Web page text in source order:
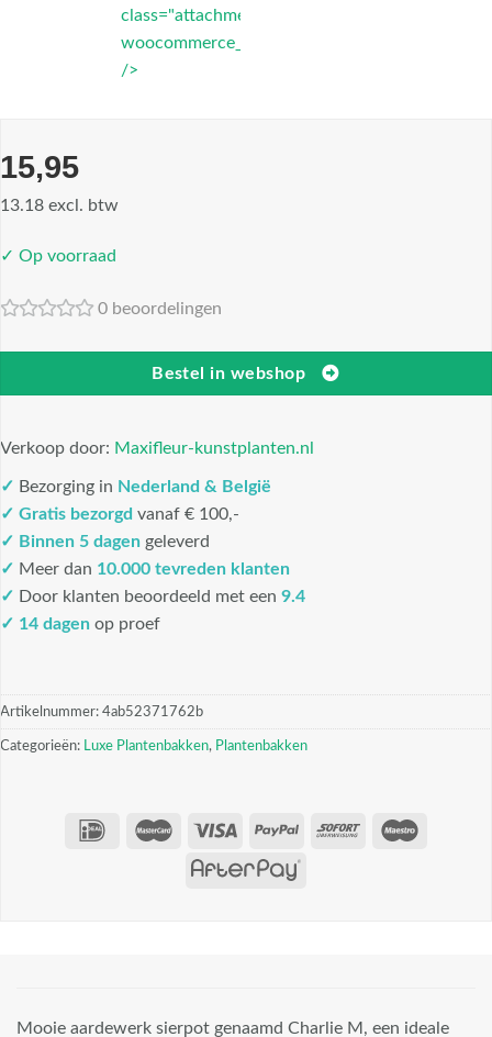
class="attachment-
woocommerce_thumbnail"
/>
15,95
13.18 excl. btw
✓ Op voorraad
0 beoordelingen
Bestel in webshop
Verkoop door: Maxifleur-kunstplanten.nl
✓ Bezorging in Nederland & België
✓ Gratis bezorgd vanaf € 100,-
✓ Binnen 5 dagen geleverd
✓ Meer dan 10.000 tevreden klanten
✓ Door klanten beoordeeld met een 9.4
✓ 14 dagen op proef
Artikelnummer: 4ab52371762b
Categorieën: Luxe Plantenbakken, Plantenbakken
Mooie aardewerk sierpot genaamd Charlie M, een ideale